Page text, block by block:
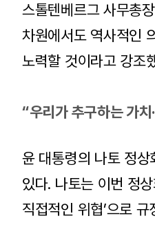
스톨텐베르그 사무총
차원에서도 역사적인
노력할 것이라고 강조
“우리가 추구하는 가
윤 대통령의 나토 정
있다. 나토는 이번 정
직접적인 위협’으로